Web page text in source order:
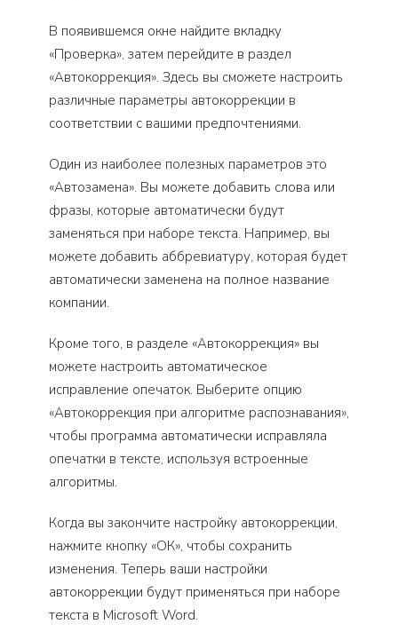
В появившемся окне найдите вкладку
«Проверка», затем перейдите в раздел
«Автокоррекция». Здесь вы сможете настроить
различные параметры автокоррекции в
соответствии с вашими предпочтениями.
Один из наиболее полезных параметров это
«Автозамена». Вы можете добавить слова или
фразы, которые автоматически будут
заменяться при наборе текста. Например, вы
можете добавить аббревиатуру, которая будет
автоматически заменена на полное название
компании.
Кроме того, в разделе «Автокоррекция» вы
можете настроить автоматическое
исправление опечаток. Выберите опцию
«Автокоррекция при алгоритме распознавания»,
чтобы программа автоматически исправляла
опечатки в тексте, используя встроенные
алгоритмы.
Когда вы закончите настройку автокоррекции,
нажмите кнопку «ОК», чтобы сохранить
изменения. Теперь ваши настройки
автокоррекции будут применяться при наборе
текста в Microsoft Word.